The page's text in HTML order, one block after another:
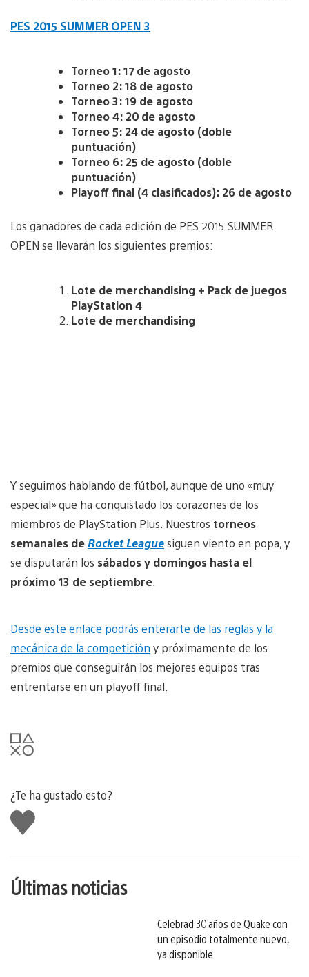
PES 2015 SUMMER OPEN 3
Torneo 1: 17 de agosto
Torneo 2: 18 de agosto
Torneo 3: 19 de agosto
Torneo 4: 20 de agosto
Torneo 5: 24 de agosto (doble
puntuación)
Torneo 6: 25 de agosto (doble
puntuación)
Playoff final (4 clasificados): 26 de agosto
Los ganadores de cada edición de PES 2015 SUMMER
OPEN se llevarán los siguientes premios:
Lote de merchandising + Pack de juegos
PlayStation 4
Lote de merchandising
Y seguimos hablando de fútbol, aunque de uno «muy
especial» que ha conquistado los corazones de los
miembros de PlayStation Plus. Nuestros torneos
semanales deRocket Leaguesiguen viento en popa, y
se disputarán los sábados y domingos hasta el
próximo 13 de septiembre
Desde este enlace podrás enterarte de las reglas y la
mecánica de la competición y próximamente de los
premios que conseguirán los mejores equipos tras
entrentarse en un playoff final.
¿Te ha gustado esto?
Me
gusta
Últimas noticias
Celebrad 30 años de Quake con
un episodio totalmente nuevo,
ya disponible